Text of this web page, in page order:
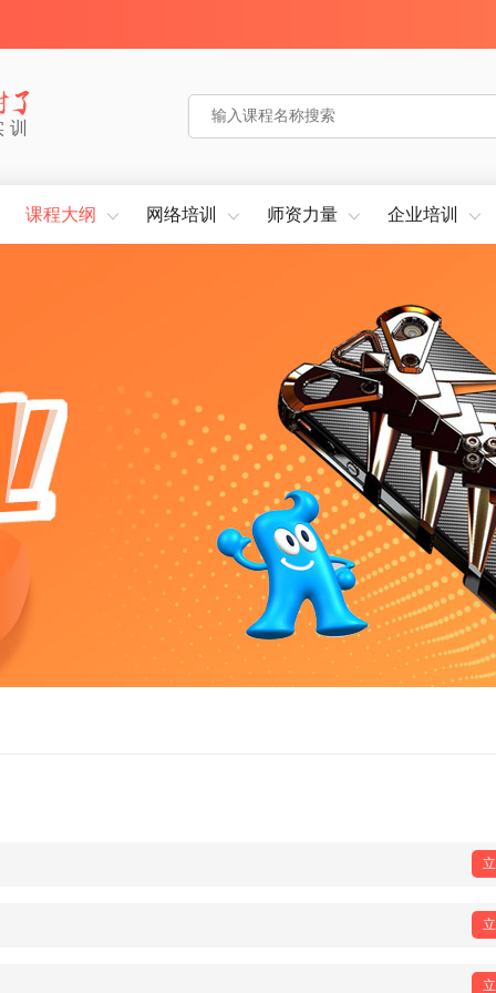
课程大纲 网络培训 师资力量 企业培训